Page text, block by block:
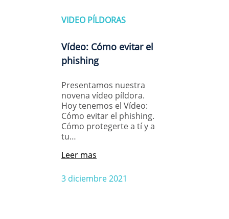
VIDEO PÍLDORAS
Vídeo: Cómo evitar el
phishing
Presentamos nuestra
novena vídeo píldora.
Hoy tenemos el Vídeo:
Cómo evitar el phishing.
Cómo protegerte a tí y a
tu…
3 diciembre 2021
Leer mas